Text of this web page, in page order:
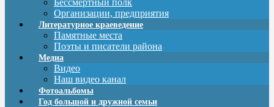
Бессмертный полк
Организации, предприятия
Литературное краеведение
Памятные места
Поэты и писатели района
Медиа
Видео
Наш видео канал
Фотоальбомы
Год большой и дружной семьи